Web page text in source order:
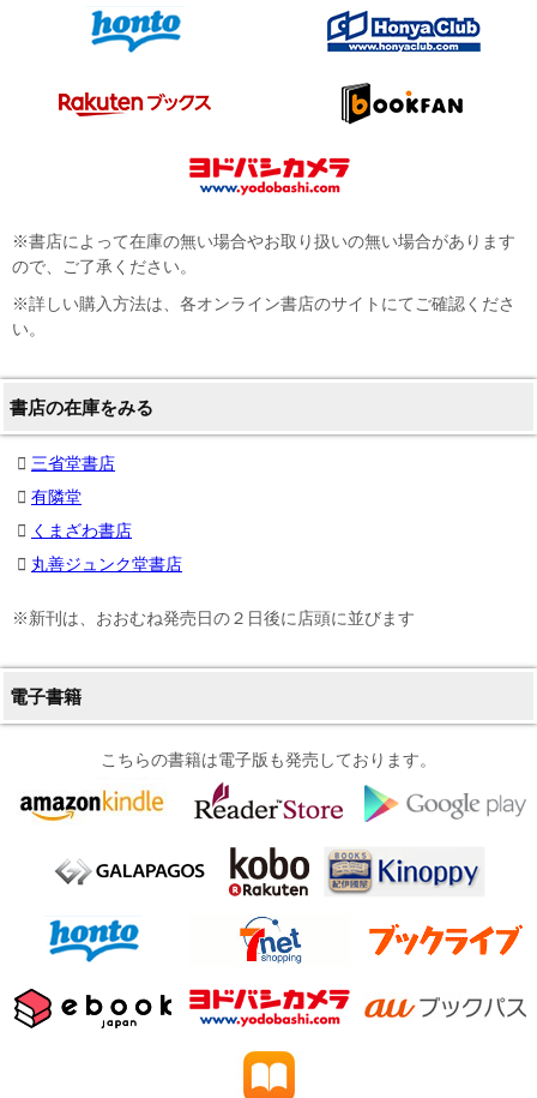
※書店によって在庫の無い場合やお取り扱いの無い場合があります
ので、ご了承ください。
※詳しい購入方法は、各オンライン書店のサイトにてご確認くださ
い。
書店の在庫をみる
三省堂書店
有隣堂
くまざわ書店
丸善ジュンク堂書店
※新刊は、おおむね発売日の２日後に店頭に並びます
電子書籍
こちらの書籍は電子版も発売しております。